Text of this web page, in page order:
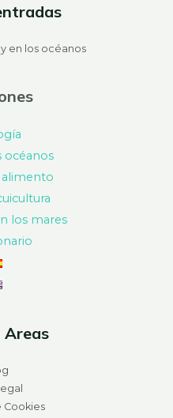
en los océanos
océanos
alimento
los mares
Areas
Cookies